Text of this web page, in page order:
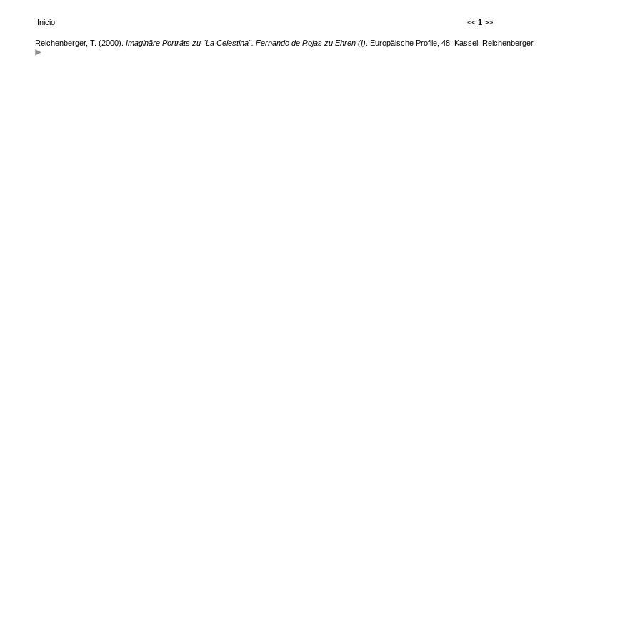
Inicio << 1 >>
Reichenberger, T. (2000). Imaginäre Porträts zu "La Celestina". Fernando de Rojas zu Ehren (I) . Europäische Profile, 48. Kassel: Reichenberger.